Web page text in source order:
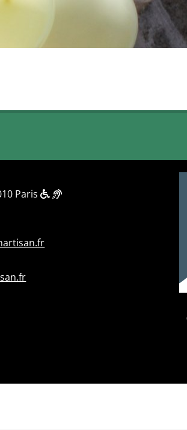
Paris